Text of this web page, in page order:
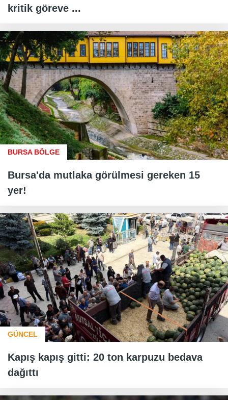
kritik göreve ...
BURSA BÖLGE
Bursa'da mutlaka görülmesi gereken 15
yer!
GÜNCEL
Kapış kapış gitti: 20 ton karpuzu bedava
dağıttı